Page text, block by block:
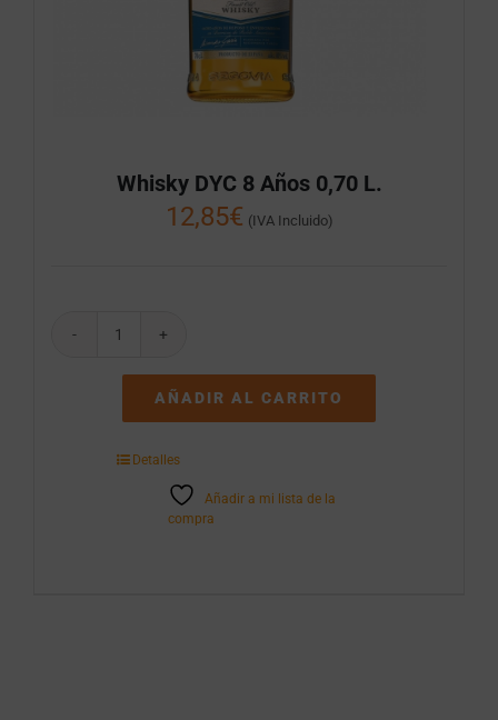
Whisky DYC 8 Años 0,70 L.
12,85€ (IVA Incluido)
Whisky
Años
L.
AÑADIR AL CARRITO
Detalles
Añadir a mi lista de la
compra